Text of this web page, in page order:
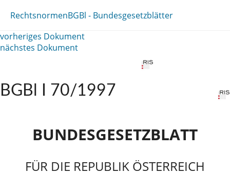
RechtsnormenBGBl - Bundesgesetzblätter
vorheriges Dokument
nächstes Dokument
BGBl I 70/1997
BUNDESGESETZBLATT
FÜR DIE REPUBLIK ÖSTERREICH